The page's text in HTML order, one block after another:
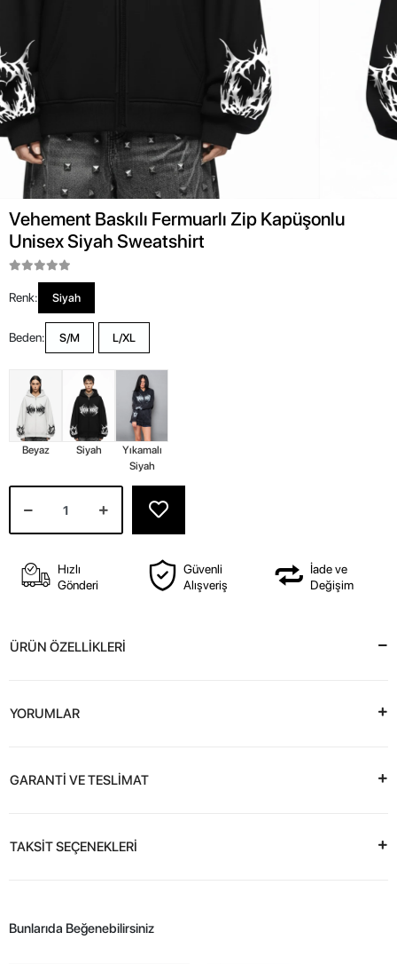
Vehement Baskılı Fermuarlı Zip Kapüşonlu
Unisex Siyah Sweatshirt
Renk: Siyah
Beden: S/M L/XL
Beyaz Siyah
Yıkamalı
Siyah
Hızlı
Gönderi
Güvenli
Alışveriş
İade ve
Değişim
ÜRÜN ÖZELLİKLERİ
YORUMLAR
GARANTİ VE TESLİMAT
TAKSİT SEÇENEKLERİ
Bunlarıda Beğenebilirsiniz